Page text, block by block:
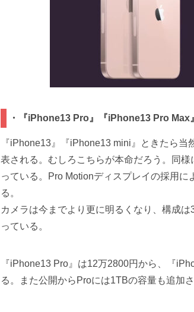
・『iPhone13 Pro』『iPhone13 Pro Max』
『iPhone13』『iPhone13 mini』ときたら
表される。むしろこちらが本命だろう。同
っている。Pro Motionディスプレイの採用
る。
カメラは今までより更に明るくなり、構成
っている。
『iPhone13 Pro』は12万2800円から、『
る。また公開からProには1TBの容量も追加さ